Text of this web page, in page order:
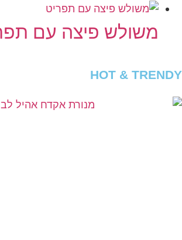
משולש פיצה עם
HOT & TRENDY